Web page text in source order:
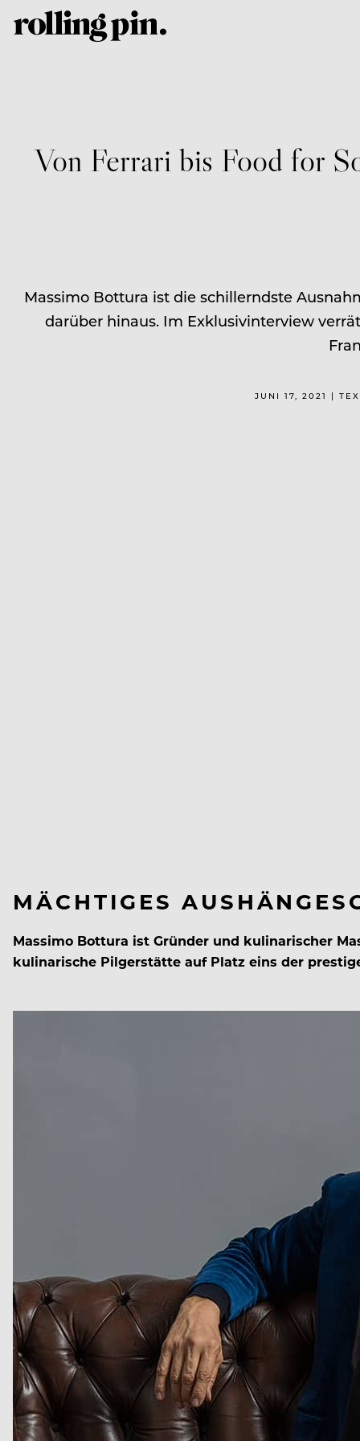
Von Ferrari bis Food for
Massimo Bottura ist die schillerndste
darüber hinaus. Im Exklusivinterview
JUNI 17, 2021 |
MÄCHTIGES
Massimo Bottura ist Gründer und kulinarischer
kulinarische Pilgerstätte auf Platz eins der